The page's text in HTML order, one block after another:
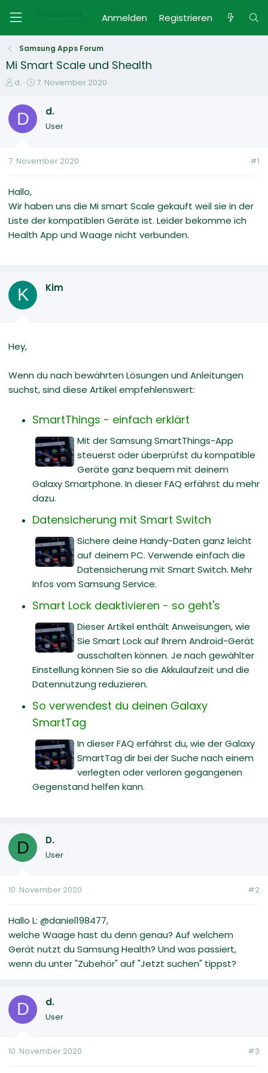
Anmelden Registrieren
Samsung Apps Forum
Mi Smart Scale und Shealth
E
s
e
e
d.
E
t
t
7. November 2020
D d.
User
7. November 2020 #1
Hallo,
Wir haben uns die Mi smart Scale gekauft weil sie in der
Liste der kompatiblen Geräte ist. Leider bekomme ich
Health App und Waage nicht verbunden.
K Kim
Hey,
Wenn du nach bewährten Lösungen und Anleitungen
suchst, sind diese Artikel empfehlenswert:
SmartThings - einfach erklärt
Mit der Samsung SmartThings-App
steuerst oder überprüfst du kompatible
Geräte ganz bequem mit deinem
Galaxy Smartphone. In dieser FAQ erfährst du mehr
dazu.
Datensicherung mit Smart Switch
Sichere deine Handy-Daten ganz leicht
auf deinem PC. Verwende einfach die
Datensicherung mit Smart Switch. Mehr
Infos vom Samsung Service.
Smart Lock deaktivieren - so geht's
Dieser Artikel enthält Anweisungen, wie
Sie Smart Lock auf Ihrem Android-Gerät
ausschalten können. Je nach gewählter
Einstellung können Sie so die Akkulaufzeit und die
Datennutzung reduzieren.
So verwendest du deinen Galaxy
SmartTag
In dieser FAQ erfährst du, wie der Galaxy
SmartTag dir bei der Suche nach einem
verlegten oder verloren gegangenen
Gegenstand helfen kann.
D D.
User
10. November 2020 #2
Hallo L: @daniel198477,
welche Waage hast du denn genau? Auf welchem
Gerät nutzt du Samsung Health? Und was passiert,
wenn du unter "Zubehör" auf "Jetzt suchen" tippst?
D d.
User
10. November 2020 #3